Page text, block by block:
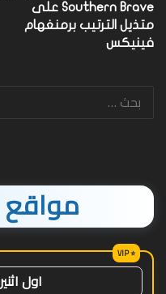
Southern Brave على
متذيل الترتيب برمنغهام
فينيكس
اول